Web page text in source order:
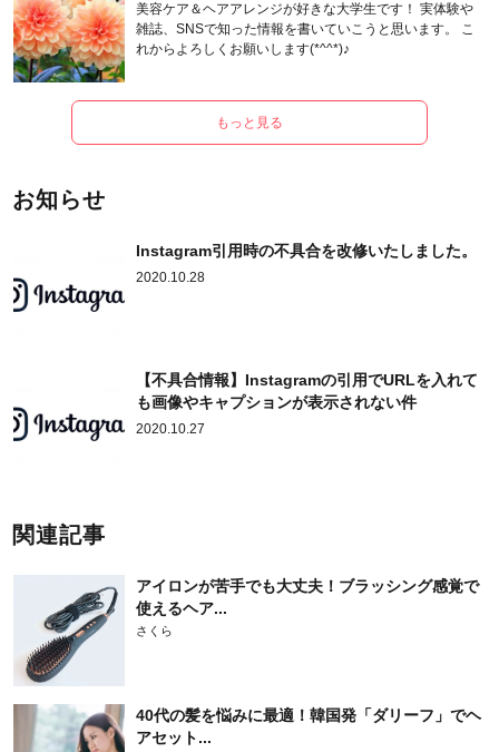
美容ケア＆ヘアアレンジが好きな大学生です！ 実体験や
雑誌、SNSで知った情報を書いていこうと思います。 こ
れからよろしくお願いします(*^^*)♪
もっと見る
お知らせ
Instagram引用時の不具合を改修いたしました。
2020.10.28
【不具合情報】Instagramの引用でURLを入れて
も画像やキャプションが表示されない件
2020.10.27
関連記事
アイロンが苦手でも大丈夫！ブラッシング感覚で
使えるヘア...
さくら
40代の髪を悩みに最適！韓国発「ダリーフ」でヘ
アセット...